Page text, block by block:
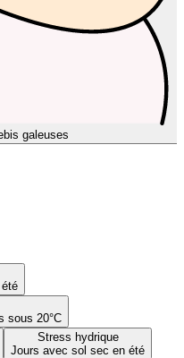
galeuses
sous 20°C
Stress hydrique
Jours avec sol sec en été